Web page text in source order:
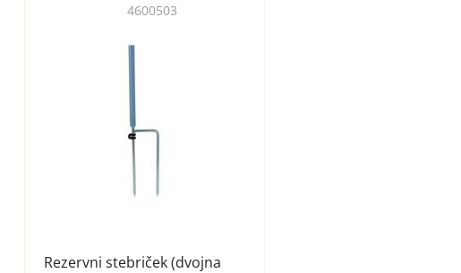
Rezervni stebriček (dvojna
4600503